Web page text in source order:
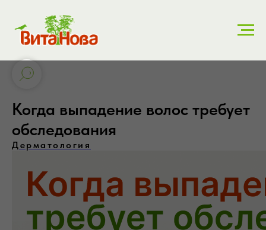
Когда выпадение волос требует
обследования
Дерматология